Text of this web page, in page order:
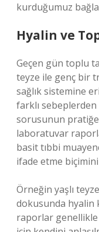
kurduğumuz
Hyalin ve
Geçen gün toplu
teyze ile genç bir
sağlık sistemine
farklı sebeplerden
sorusunun pratiğe
laboratuvar
basit tıbbi
ifade etme
Örneğin yaşlı
dokusunda hyalin
raporlar genellikle